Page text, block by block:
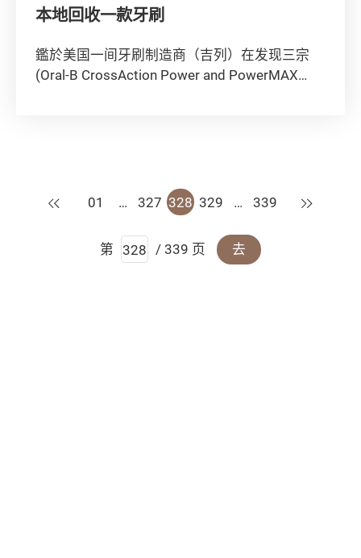
本地回收一款牙刷
鑑於美国一间牙刷制造商（吉列）在发现三宗
(Oral-B CrossAction Power and PowerMAX
上一页
01 … 327 328 329 … 339 下一页
第 / 339 页 去